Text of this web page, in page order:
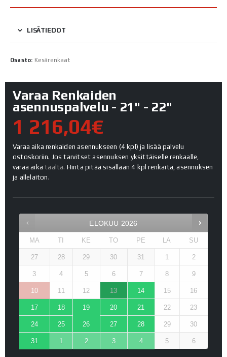
LISÄTIEDOT
Osasto: Kesärenkaat
Varaa Renkaiden
asennuspalvelu - 21" - 22"
1 216,04€
Varaa aika renkaiden asennukseen (4 kpl) ja lisää palvelu
ostoskoriin. Jos tarvitset asennuksen yksittäiselle renkaalle,
varaa aikatäältä. Hinta pitää sisällään 4 kpl renkaita, asennuksen
ja allelaiton.
ELOKUU 2026
MA TI KE TO PE LA SU
27 28 29 30 31 1 2
3 4 5 6 7 8 9
10 11 12 13 14 15 16
17 18 19 20 21 22 23
24 25 26 27 28 29 30
31 1 2 3 4 5 6